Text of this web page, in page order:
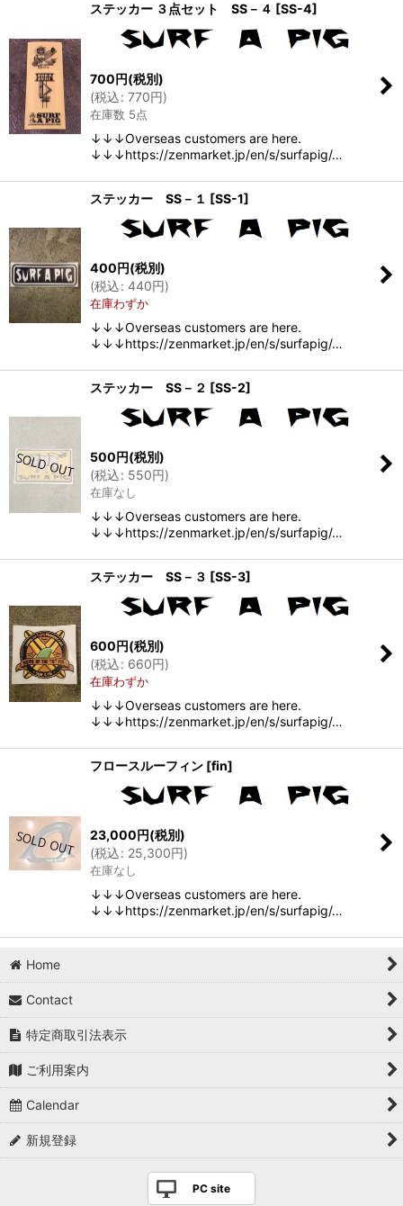
ステッカー ３点セット SS－４ [SS-4]
700円(税別)
(税込: 770円)
在庫数 5点
↓↓↓Overseas customers are here.
↓↓↓https://zenmarket.jp/en/s/surfapig/…
ステッカー SS－１ [SS-1]
400円(税別)
(税込: 440円)
在庫わずか
↓↓↓Overseas customers are here.
↓↓↓https://zenmarket.jp/en/s/surfapig/…
ステッカー SS－２ [SS-2]
500円(税別)
(税込: 550円)
在庫なし
↓↓↓Overseas customers are here.
↓↓↓https://zenmarket.jp/en/s/surfapig/…
ステッカー SS－３ [SS-3]
600円(税別)
(税込: 660円)
在庫わずか
↓↓↓Overseas customers are here.
↓↓↓https://zenmarket.jp/en/s/surfapig/…
フロースルーフィン [fin]
23,000円(税別)
(税込: 25,300円)
在庫なし
↓↓↓Overseas customers are here.
↓↓↓https://zenmarket.jp/en/s/surfapig/…
Home
Contact
特定商取引法表示
ご利用案内
Calendar
新規登録
PC site